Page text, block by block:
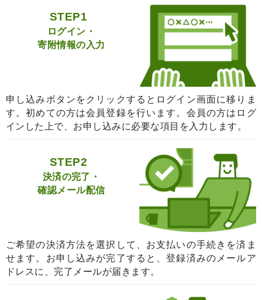
STEP1
ログイン・
寄附情報の入力
申し込みボタンをクリックするとログイン画面に移りま
す。初めての方は会員登録を行います。会員の方はログ
インした上で、お申し込みに必要な項目を入力します。
STEP2
決済の完了・
確認メール配信
ご希望の決済方法を選択して、お支払いの手続きを済ま
せます。お申し込みが完了すると、登録済みのメールア
ドレスに、完了メールが届きます。